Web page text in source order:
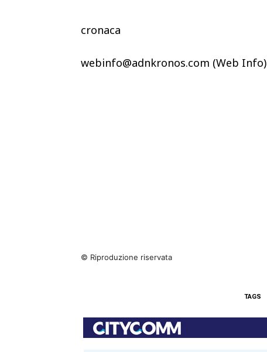
cronaca
webinfo@adnkronos.com (Web Info)
© Riproduzione riservata
TAGS